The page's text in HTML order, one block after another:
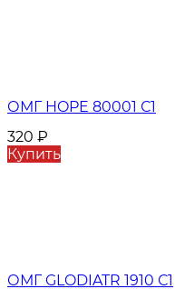
ОМГ HOPE 80001 С1
320 ₽
Купить
ОМГ GLODIATR 1910 С1